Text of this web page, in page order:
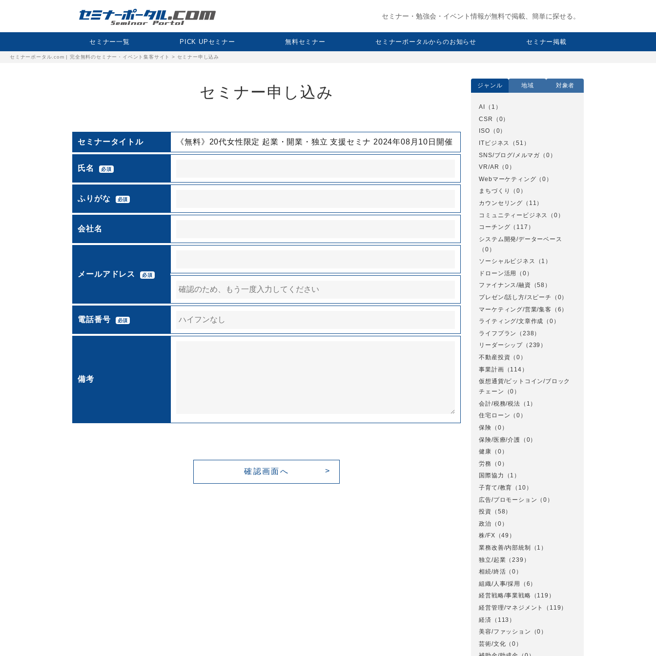
セミナー・勉強会・イベント情報が無料で掲載、簡単に探せる。
セミナー一覧 PICK UPセミナー 無料セミナー セミナーポータルからのお知らせ セミナー掲載
セミナーポータル.com | 完全無料のセミナー・イベント集客サイト > セミナー申し込み
セミナー申し込み
セミナータイトル 《無料》20代女性限定 起業・開業・独立 支援セミナ 2024年08月10日開催
氏名 必須
ふりがな 必須
会社名
メールアドレス 必須
電話番号 必須
備考
ジャンル 地域 対象者
AI
（1）
CSR
（0）
ISO （0）
ITビジネス
（51）
SNS/ブログ/メルマガ （0）
VR/AR （0）
Webマーケティング （0）
まちづくり
（0）
カウンセリング （11）
コミュニティービジネス
（0）
コーチング （117）
システム開発/データーベース
（0）
ソーシャルビジネス
（1）
ドローン活用
（0）
ファイナンス/融資 （58）
プレゼン/話し方/スピーチ
（0）
マーケティング/営業/集客 （6）
ライティング/文章作成 （0）
ライフプラン
（238）
リーダーシップ （239）
不動産投資 （0）
事業計画 （114）
仮想通貨/ビットコイン/ブロック
チェーン
（0）
会計/税務/税法 （1）
住宅ローン （0）
保険 （0）
保険/医療/介護 （0）
健康 （0）
労務
（0）
国際協力
（1）
子育て/教育 （10）
広告/プロモーション （0）
投資 （58）
政治 （0）
株/FX （49）
業務改善/内部統制
（1）
独立/起業 （239）
相続/終活 （0）
組織/人事/採用
（6）
経営戦略/事業戦略 （119）
経営管理/マネジメント
（119）
経済 （113）
美容/ファッション
（0）
芸術/文化 （0）